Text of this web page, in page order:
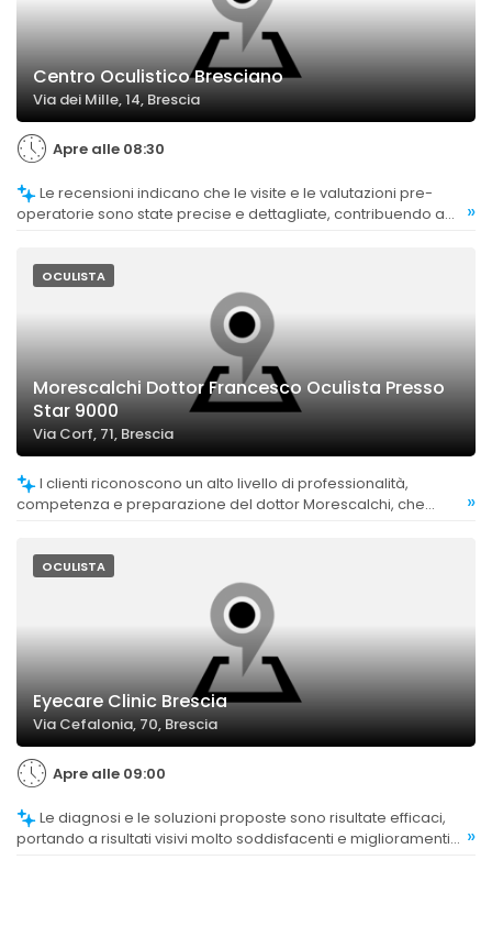
Centro Oculistico Bresciano
Via dei Mille, 14, Brescia
Apre alle 08:30
operatorie sono state precise e dettagliate, contribuendo a
»
OCULISTA
Morescalchi Dottor Francesco Oculista Presso
Star 9000
Via Corf, 71, Brescia
competenza e preparazione del dottor Morescalchi, che
»
OCULISTA
Eyecare Clinic Brescia
Via Cefalonia, 70, Brescia
Apre alle 09:00
portando a risultati visivi molto soddisfacenti e miglioramenti
»